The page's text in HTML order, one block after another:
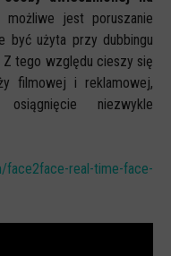
możliwe jest poruszanie
być użyta przy dubbingu
tego względu cieszy się
filmowej i reklamowej,
niezwykle
face2face-real-time-face-